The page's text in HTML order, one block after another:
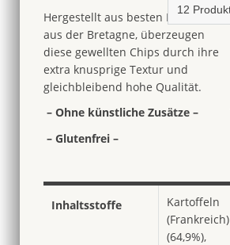
Hergestellt aus besten Kartoffeln
aus der Bretagne, überzeugen
diese gewellten Chips durch ihre
extra knusprige Textur und
gleichbleibend hohe Qualität.
– Ohne künstliche Zusätze –
– Glutenfrei –
Inhaltsstoffe
Kartoffeln
(Frankreich)
(64,9%),